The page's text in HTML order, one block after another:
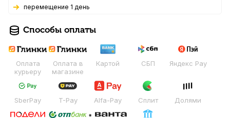
Перемещение 1 день
Способы оплаты
Оплата
курьеру
Оплата в
магазине
Картой СБП Яндекс Pay
SberPay T-Pay Alfa-Pay Сплит Долями